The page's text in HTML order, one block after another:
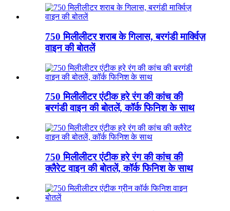
750 मिलीलीटर शराब के गिलास, बरगंडी मार्क्विज़
वाइन की बोतलें
750 मिलीलीटर एंटीक हरे रंग की कांच की
बरगंडी वाइन की बोतलें, कॉर्क फिनिश के साथ
750 मिलीलीटर एंटीक हरे रंग की कांच की
क्लैरेट वाइन की बोतलें, कॉर्क फिनिश के साथ